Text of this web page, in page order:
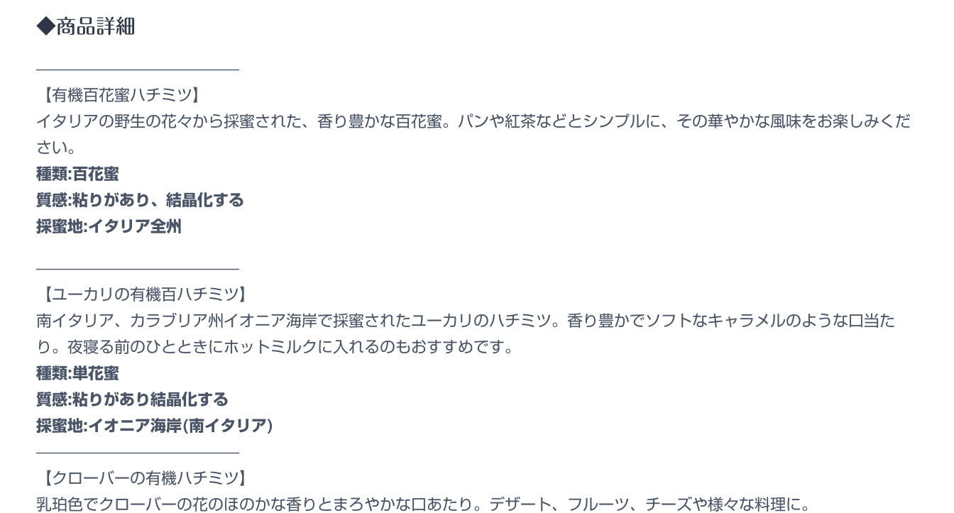
◆商品詳細
—————————————
【有機百花蜜ハチミツ】
イタリアの野生の花々から採蜜された、香り豊かな百花蜜。パンや紅茶などとシンプルに、その華やかな風味をお楽しみくだ
さい。
種類:百花蜜
質感:粘りがあり、結晶化する
採蜜地:イタリア全州
—————————————
【ユーカリの有機百ハチミツ】
南イタリア、カラブリア州イオニア海岸で採蜜されたユーカリのハチミツ。香り豊かでソフトなキャラメルのような口当た
り。夜寝る前のひとときにホットミルクに入れるのもおすすめです。
種類:単花蜜
質感:粘りがあり結晶化する
採蜜地:イオニア海岸(南イタリア)
—————————————
【クローバーの有機ハチミツ】
乳珀色でクローバーの花のほのかな香りとまろやかな口あたり。デザート、フルーツ、チーズや様々な料理に。